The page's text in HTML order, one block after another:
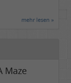
mehr lesen »
Maze